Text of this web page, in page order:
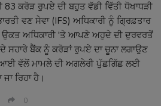
ਕਰੋੜ ਰੁਪਏ ਦੀ ਬਹੁਤ ਵੱਡੀ ਵਿੱਤੀ ਧੋਖਾਧੜੀ
ਵਣ ਸੇਵਾ (IFS) ਅਧਿਕਾਰੀ ਨੂੰ ਗ੍ਰਿਫ਼ਤਾਰ
ਉਕਤ ਅਧਿਕਾਰੀ 'ਤੇ ਆਪਣੇ ਅਹੁਦੇ ਦੀ ਦੁਰਵਰਤੋਂ
ਸਹਾਰੇ ਬੈਂਕ ਨੂੰ ਕਰੋੜਾਂ ਰੁਪਏ ਦਾ ਚੂਨਾ ਲਗਾਉਣ
ਵੱਲੋਂ ਮਾਮਲੇ ਦੀ ਅਗਲੇਰੀ ਪੁੱਛਗਿੱਛ ਲਈ
ਰਿਹਾ ਹੈ।
0